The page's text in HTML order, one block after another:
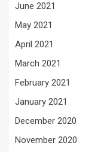
June 2021
May 2021
April 2021
March 2021
February 2021
January 2021
December 2020
November 2020